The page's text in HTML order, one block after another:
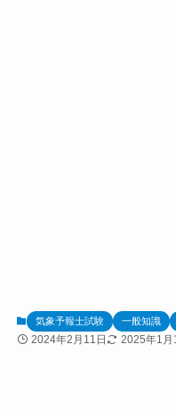
気象予報士試験 一般知識
2024年2月11日 2025年1月